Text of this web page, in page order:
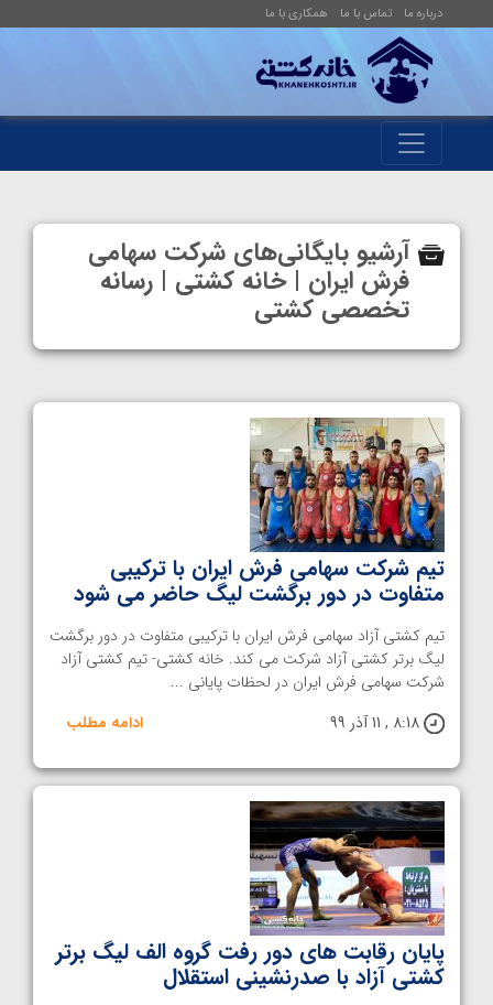
درباره ما تماس با ما همکاری با ما
آرشیو بایگانی‌های شرکت سهامی
فرش ایران | خانه کشتی | رسانه
تخصصی کشتی
تیم شرکت سهامی فرش ایران با ترکیبی
متفاوت در دور برگشت لیگ حاضر می شود
تیم کشتی آزاد سهامی فرش ایران با ترکیبی متفاوت در دور برگشت
لیگ برتر کشتی آزاد شرکت می کند. خانه کشتی- تیم کشتی آزاد
شرکت سهامی فرش ایران در لحظات پایانی ...
8:18 , 11 آذر 99
ادامه مطلب
پایان رقابت های دور رفت گروه الف لیگ برتر
کشتی آزاد با صدرنشینی استقلال